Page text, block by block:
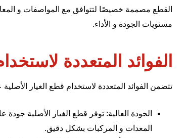
القطع مصممة خصيصًا لتتوافق مع المواصفات و
مستويات الجودة و الأداء.
الفوائد المتعددة
تتضمن الفوائد المتعددة لاستخدام قطع الغيار
الجودة العالية: توفر قطع الغيار الأصلية
المعدات و المركبات بشكل دقيق.